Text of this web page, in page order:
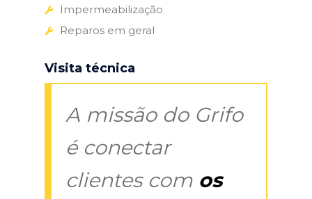
Impermeabilização
Reparos em geral
Visita técnica
A missão do Grifo
é conectar
clientes com os